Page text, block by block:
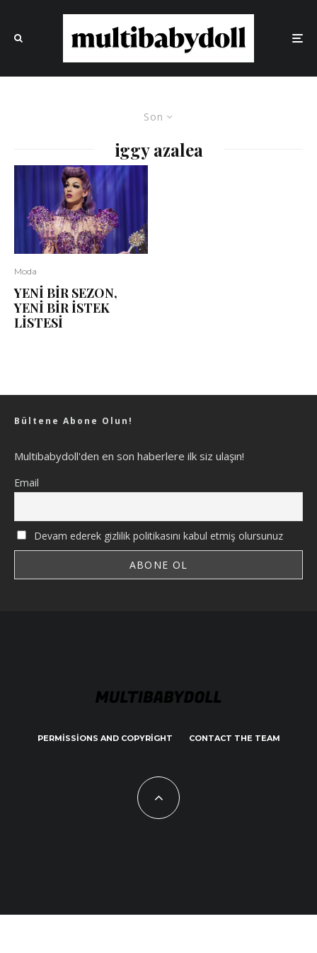
Son
iggy azalea
Moda
YENİ BİR SEZON,
YENİ BİR İSTEK
LİSTESİ
Bültene Abone Olun!
Multibabydoll'den en son haberlere ilk siz ulaşın!
Email
Devam ederek gizlilik politikasını kabul etmiş olursunuz
PERMISSIONS AND COPYRIGHT CONTACT THE TEAM